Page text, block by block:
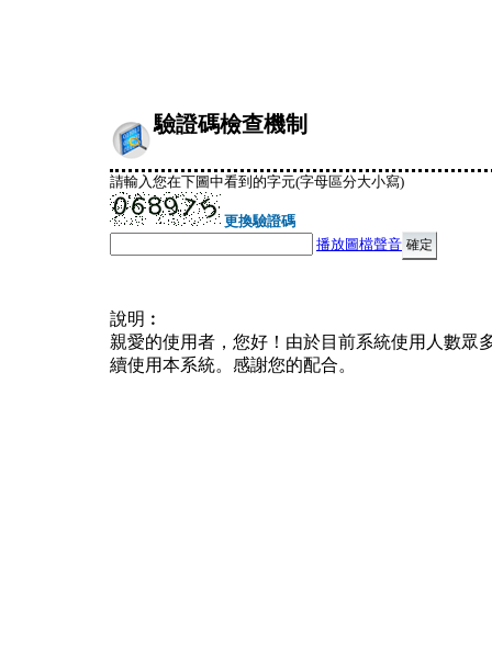
驗證碼檢查機制
請輸入您在下圖中看到的字元(字母區分大小寫)
更換驗證碼
播放圖檔聲音
說明︰
親愛的使用者，您好！由於目前系統使用人數眾
續使用本系統。感謝您的配合。